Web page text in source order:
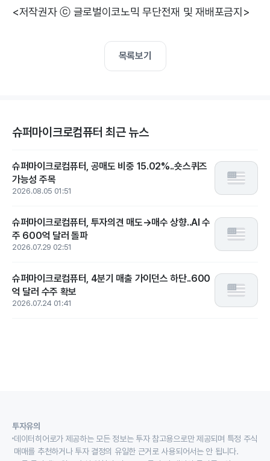
<저작권자 ⓒ 글로벌이코노믹 무단전재 및 재배포금지>
목록보기
슈퍼마이크로컴퓨터 최근 뉴스
슈퍼마이크로컴퓨터, 공매도 비중 15.02%..숏스퀴즈
가능성 주목
2026.08.05 01:51
슈퍼마이크로컴퓨터, 투자의견 매도→매수 상향..AI 수
주 600억 달러 돌파
2026.07.29 02:51
슈퍼마이크로컴퓨터, 4분기 매출 가이던스 하단..600
억 달러 수주 확보
2026.07.24 01:41
투자유의
데이터히어로가 제공하는 모든 정보는 투자 참고용으로만 제공되며 특정 주식
매매를 추천하거나 투자 결정의 유일한 근거로 사용되어서는 안 됩니다.